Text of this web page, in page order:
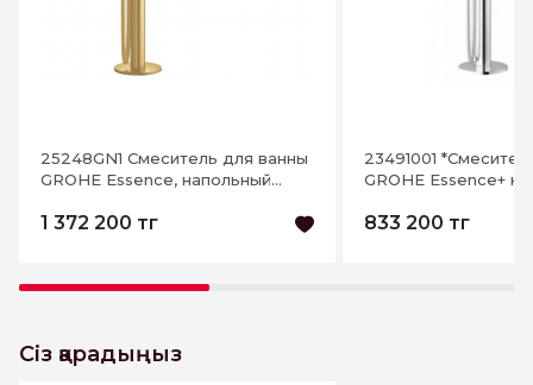
25248GN1 Смеситель для ванны
GROHE Essence, напольный
1 372 200 тг
23491001
GROHE Essence+
833 200 тг
Сіз қарадыңыз